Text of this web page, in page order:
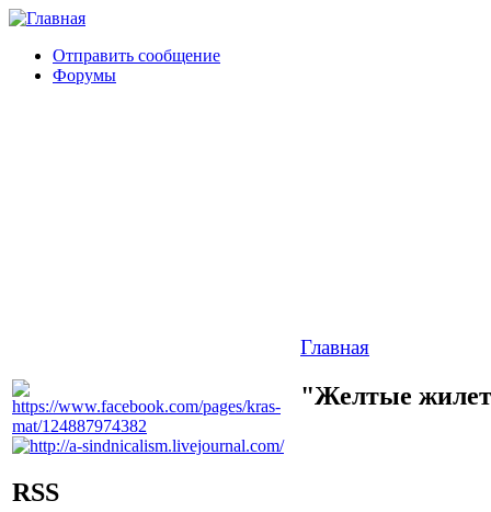
Отправить сообщение
Форумы
RSS
Главная
"Желтые